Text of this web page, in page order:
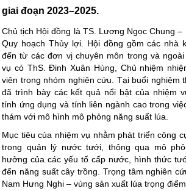
giai đoạn 2023–2025.
Chủ tịch Hội đồng là TS. Lương Ngọc Chung –
Quy hoạch Thủy lợi. Hội đồng gồm các nhà
đến từ các đơn vị chuyên môn trong và
vụ có ThS. Đinh Xuân Hùng, Chủ nhiệm
viên trong nhóm nghiên cứu. Tại buổi nghiệm
đã trình bày các kết quả nổi bật của nhiệm
tính ứng dụng và tính liên ngành cao trong
thám với mô hình mô phỏng năng suất lúa.
Mục tiêu của nhiệm vụ nhằm phát triển công
trong quản lý nước tưới, thông qua mô
hưởng của các yếu tố cấp nước, hình thức
đến năng suất cây trồng. Trọng tâm nghiên
Nam Hưng Nghi – vùng sản xuất lúa trọng